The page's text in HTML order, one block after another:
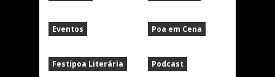
Eventos
Festipoa Literária
Poa em Cena
Podcast